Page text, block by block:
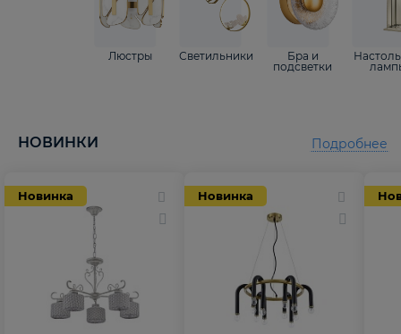
Люстры Светильники
Бра и
подсветки
НОВИНКИ
Новинка Новинка
Подробнее